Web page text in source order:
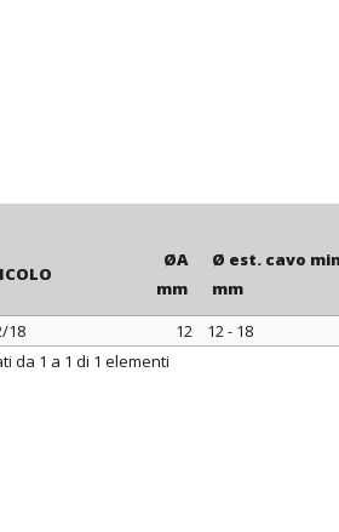
ØA
mm
Ø est. cavo
mm
ØA
18 12 12 - 18
da 1 a 1 di 1 elementi